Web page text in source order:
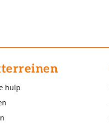
hulp